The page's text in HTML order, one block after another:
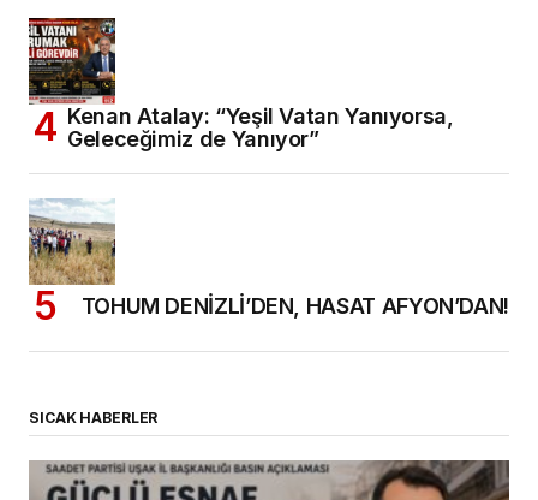
Kenan Atalay: “Yeşil Vatan Yanıyorsa,
Geleceğimiz de Yanıyor”
TOHUM DENİZLİ’DEN, HASAT AFYON’DAN!
SICAK HABERLER